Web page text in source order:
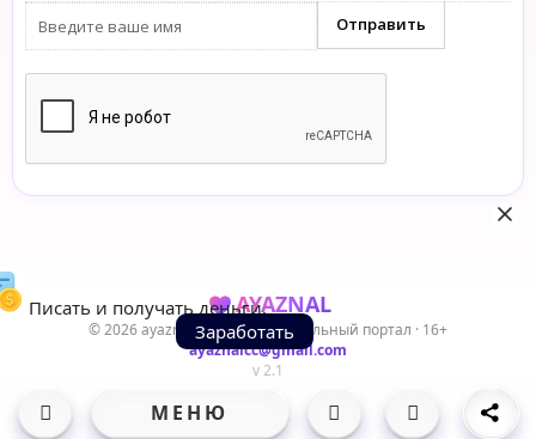
МЕНЮ
Писать и получать деньги.
Заработать
AYAZNAL
© 2026 ayaznal.cc — Развлекательный портал · 16+
ayaznalcc@gmail.com
v 2.1